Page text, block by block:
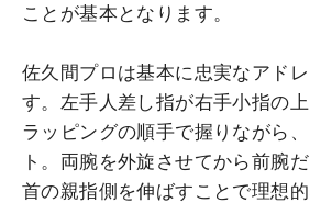
ことが基本となります。
佐久間プロは基本に忠実なアド
す。左手人差し指が右手小指の
ラッピングの順手で握りながら
ト。両腕を外旋させてから前腕
首の親指側を伸ばすことで理想